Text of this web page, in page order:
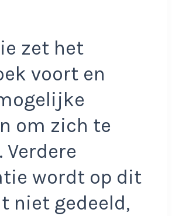
zet het
voort en
om zich te
Verdere
wordt op dit
niet gedeeld,